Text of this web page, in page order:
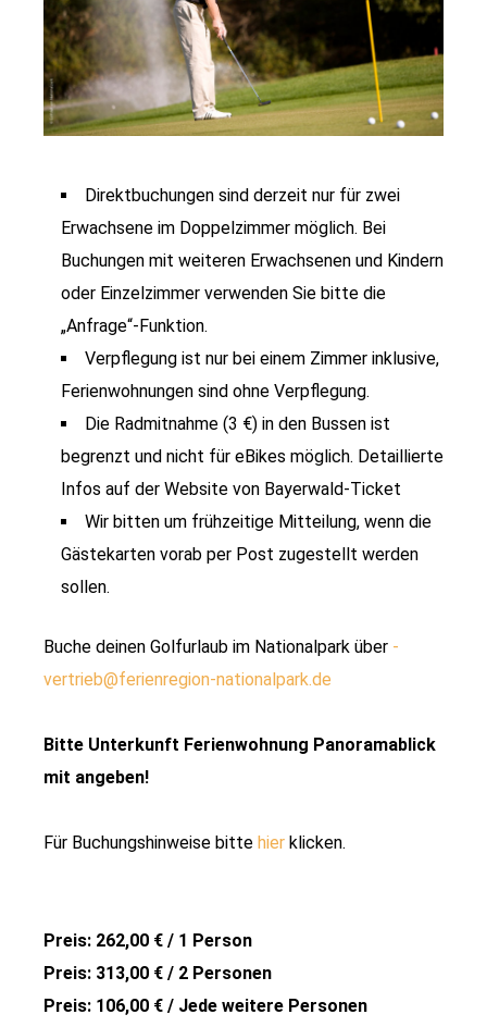
Direktbuchungen sind derzeit nur für zwei
Erwachsene im Doppelzimmer möglich. Bei
Buchungen mit weiteren Erwachsenen und Kindern
oder Einzelzimmer verwenden Sie bitte die
„Anfrage“-Funktion.
Verpflegung ist nur bei einem Zimmer inklusive,
Ferienwohnungen sind ohne Verpflegung.
Die Radmitnahme (3 €) in den Bussen ist
begrenzt und nicht für eBikes möglich. Detaillierte
Infos auf der Website von Bayerwald-Ticket
Wir bitten um frühzeitige Mitteilung, wenn die
Gästekarten vorab per Post zugestellt werden
sollen.
Buche deinen Golfurlaub im Nationalpark über ­
vertrieb@ferienregion-nationalpark.de
Bitte Unterkunft Ferienwohnung Panoramablick
mit angeben!
Für Buchungshinweise bitte hier klicken.
Preis: 262,00 € / 1 Person
Preis: 313,00 € / 2 Personen
Preis: 106,00 € / Jede weitere Personen